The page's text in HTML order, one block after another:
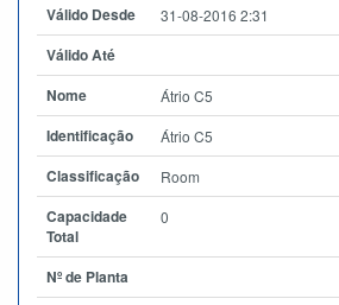
Válido Desde 31-08-2016 2:31
Válido Até
Nome
Átrio C5
Identificação Átrio C5
Classificação Room
Capacidade
Total
0
Nº de Planta